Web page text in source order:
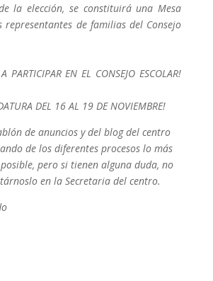
la elección, se constituirá una Mesa
representantes de familias del Consejo
PARTICIPAR EN EL CONSEJO ESCOLAR!
DEL 16 AL 19 DE NOVIEMBRE!
de anuncios y del blog del centro
de los diferentes procesos lo más
pero si tienen alguna duda, no
en la Secretaria del centro.